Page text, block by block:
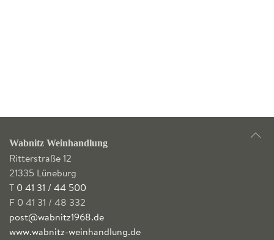
Wabnitz Weinhandlung
Ritterstraße 12
21335 Lüneburg
T 0 41 31 / 44 500
F 0 41 31 / 48 332
post@wabnitz1968.de
www.wabnitz-weinhandlung.de